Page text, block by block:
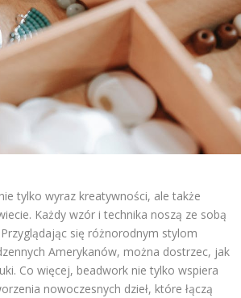
tylko wyraz kreatywności, ale także
Każdy wzór i technika noszą ze sobą
się różnorodnym stylom
Amerykanów, można dostrzec, jak
Co więcej, beadwork nie tylko wspiera
nowoczesnych dzieł, które łączą